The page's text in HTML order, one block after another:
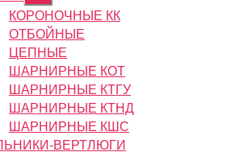
подменю
КОРОНОЧНЫЕ КК
ОТБОЙНЫЕ
ЦЕПНЫЕ
ШАРНИРНЫЕ КОТ
ШАРНИРНЫЕ КТГУ
ШАРНИРНЫЕ КТНД
ШАРНИРНЫЕ КШС
ВЕРТЛЮГИ